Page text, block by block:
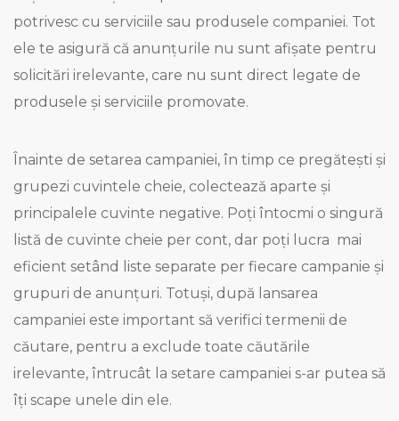
potrivesc cu serviciile sau produsele companiei. Tot
ele te asigură că anunțurile nu sunt afișate pentru
solicitări irelevante, care nu sunt direct legate de
produsele și serviciile promovate.
Înainte de setarea campaniei, în timp ce pregătești și
grupezi cuvintele cheie, colectează aparte și
principalele cuvinte negative. Poți întocmi o singură
listă de cuvinte cheie per cont, dar poți lucra mai
eficient setând liste separate per fiecare campanie și
grupuri de anunțuri. Totuși, după lansarea
campaniei este important să verifici termenii de
căutare, pentru a exclude toate căutările
irelevante, întrucât la setare campaniei s-ar putea să
îți scape unele din ele.